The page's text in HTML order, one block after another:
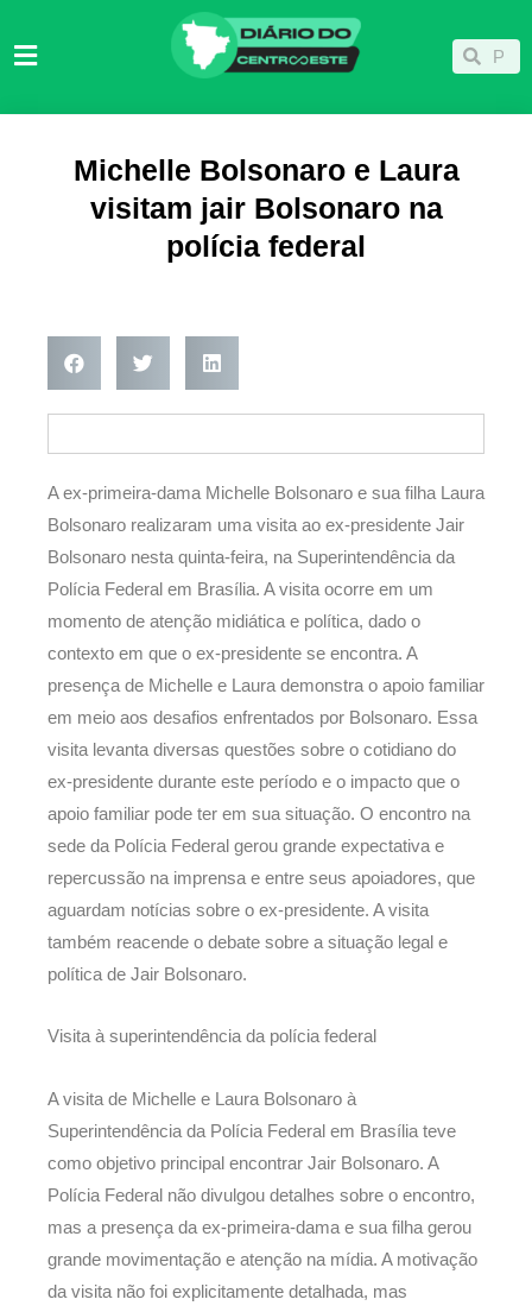
para
Pesquisar
Michelle Bolsonaro e Laura
visitam jair Bolsonaro na
polícia federal
A ex-primeira-dama Michelle Bolsonaro e sua filha Laura
Bolsonaro realizaram uma visita ao ex-presidente Jair
Bolsonaro nesta quinta-feira, na Superintendência da
Polícia Federal em Brasília. A visita ocorre em um
momento de atenção midiática e política, dado o
contexto em que o ex-presidente se encontra. A
presença de Michelle e Laura demonstra o apoio familiar
em meio aos desafios enfrentados por Bolsonaro. Essa
visita levanta diversas questões sobre o cotidiano do
ex-presidente durante este período e o impacto que o
apoio familiar pode ter em sua situação. O encontro na
sede da Polícia Federal gerou grande expectativa e
repercussão na imprensa e entre seus apoiadores, que
aguardam notícias sobre o ex-presidente. A visita
também reacende o debate sobre a situação legal e
política de Jair Bolsonaro.
Visita à superintendência da polícia federal
A visita de Michelle e Laura Bolsonaro à
Superintendência da Polícia Federal em Brasília teve
como objetivo principal encontrar Jair Bolsonaro. A
Polícia Federal não divulgou detalhes sobre o encontro,
mas a presença da ex-primeira-dama e sua filha gerou
grande movimentação e atenção na mídia. A motivação
da visita não foi explicitamente detalhada, mas